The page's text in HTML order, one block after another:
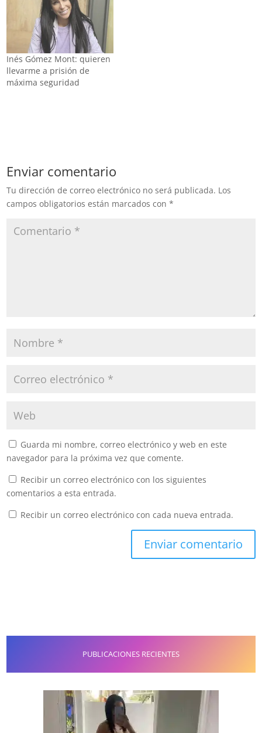
Inés Gómez Mont: quieren
llevarme a prisión de
máxima seguridad
Enviar comentario
Tu dirección de correo electrónico no será publicada. Los
campos obligatorios están marcados con*
Guarda mi nombre, correo electrónico y web en este
navegador para la próxima vez que comente.
Recibir un correo electrónico con los siguientes
comentarios a esta entrada.
Recibir un correo electrónico con cada nueva entrada.
PUBLICACIONES RECIENTES